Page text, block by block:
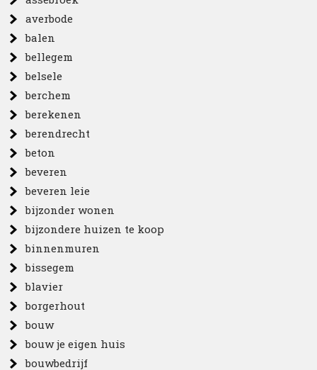
averbode
balen
bellegem
belsele
berchem
berekenen
berendrecht
beton
beveren
beveren leie
bijzonder wonen
bijzondere huizen te koop
binnenmuren
bissegem
blavier
borgerhout
bouw
bouw je eigen huis
bouwbedrijf